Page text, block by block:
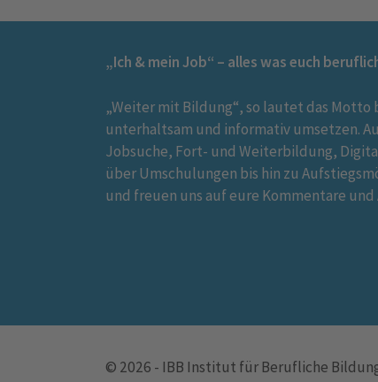
„Ich & mein Job“ – alles was euch
„Weiter mit Bildung“, so lautet das Motto
unterhaltsam und informativ umsetzen.
Jobsuche, Fort- und Weiterbildung,
über Umschulungen bis hin zu
und freuen uns auf eure Kommentare und
© 2026 - IBB Institut für Berufliche